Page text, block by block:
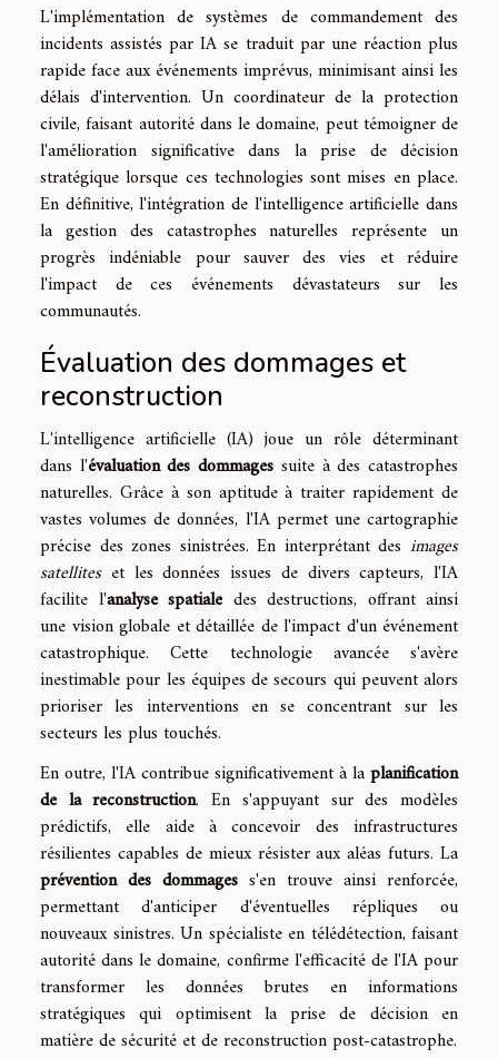
L'implémentation de systèmes de commandement des
incidents assistés par IA se traduit par une réaction plus
rapide face aux événements imprévus, minimisant ainsi les
délais d'intervention. Un coordinateur de la protection
civile, faisant autorité dans le domaine, peut témoigner de
l'amélioration significative dans la prise de décision
stratégique lorsque ces technologies sont mises en place.
En définitive, l'intégration de l'intelligence artificielle dans
la gestion des catastrophes naturelles représente un
progrès indéniable pour sauver des vies et réduire
l'impact de ces événements dévastateurs sur les
communautés.
Évaluation des dommages et
reconstruction
L'intelligence artificielle (IA) joue un rôle déterminant
dans l'évaluation des dommages suite à des catastrophes
naturelles. Grâce à son aptitude à traiter rapidement de
vastes volumes de données, l'IA permet une cartographie
précise des zones sinistrées. En interprétant des images
satelliteset les données issues de divers capteurs, l'IA
facilite l'analyse spatialedes destructions, offrant ainsi
une vision globale et détaillée de l'impact d'un événement
catastrophique. Cette technologie avancée s'avère
inestimable pour les équipes de secours qui peuvent alors
prioriser les interventions en se concentrant sur les
secteurs les plus touchés.
En outre, l'IA contribue significativement à laplanification
de la reconstruction. En s'appuyant sur des modèles
prédictifs, elle aide à concevoir des infrastructures
résilientes capables de mieux résister aux aléas futurs. La
prévention des dommages s'en trouve ainsi renforcée,
permettant d'anticiper d'éventuelles répliques ou
nouveaux sinistres. Un spécialiste en télédétection, faisant
autorité dans le domaine, confirme l'efficacité de l'IA pour
transformer les données brutes en informations
stratégiques qui optimisent la prise de décision en
matière de sécurité et de reconstruction post-catastrophe.